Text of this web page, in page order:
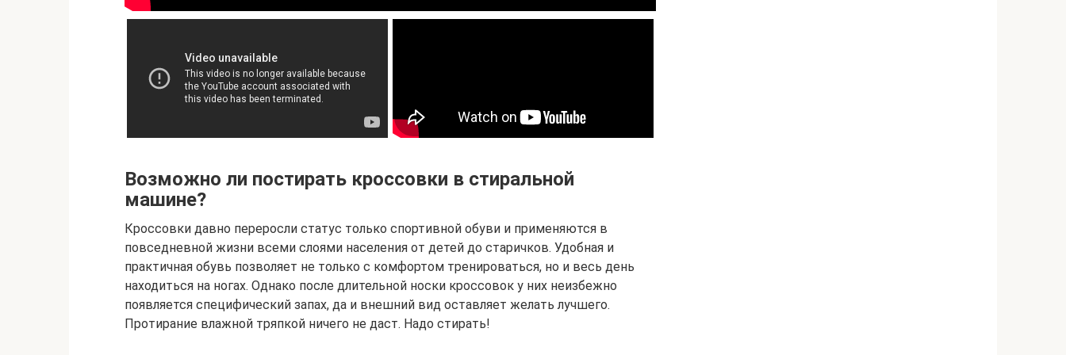
Возможно ли постирать кроссовки в стиральной
машине?
Кроссовки давно переросли статус только спортивной обуви и применяются в
повседневной жизни всеми слоями населения от детей до старичков. Удобная и
практичная обувь позволяет не только с комфортом тренироваться, но и весь день
находиться на ногах. Однако после длительной носки кроссовок у них неизбежно
появляется специфический запах, да и внешний вид оставляет желать лучшего.
Протирание влажной тряпкой ничего не даст. Надо стирать!